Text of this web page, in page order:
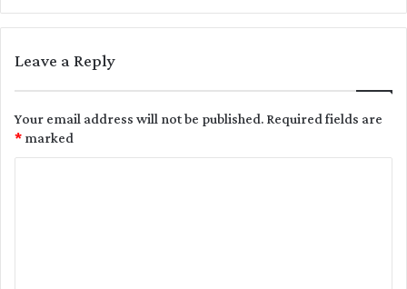
Leave a Reply
Your email address will not be published.Required fields are
marked
*